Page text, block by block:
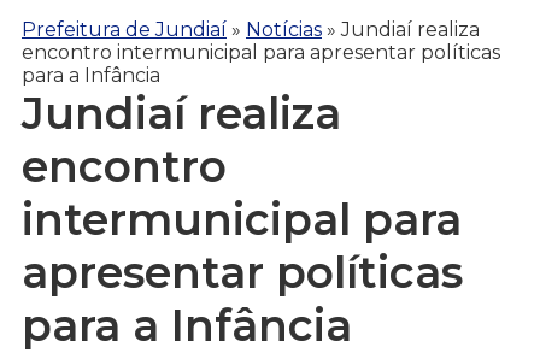
Prefeitura de Jundiaí » Notícias »Jundiaí realiza
encontro intermunicipal para apresentar políticas
para a Infância
Jundiaí realiza
encontro
intermunicipal para
apresentar políticas
para a Infância